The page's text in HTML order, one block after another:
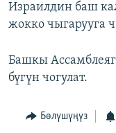
Израилдин баш
жокко чыгарууга
Башкы
бүгүн чогулат.
Бөлүшүңүз